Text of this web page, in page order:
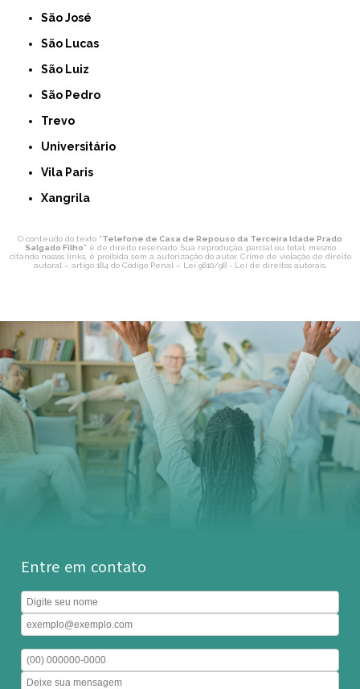
São José
São Lucas
São Luiz
São Pedro
Trevo
Universitário
Vila Paris
Xangrila
O conteúdo do texto "Telefone de Casa de Repouso da Terceira Idade Prado
Salgado Filho" é de direito reservado. Sua reprodução, parcial ou total, mesmo
citando nossos links, é proibida sem a autorização do autor. Crime de violação de direito
autoral – artigo 184 do Código Penal – Lei 9610/98 - Lei de direitos autorais.
Entre em contato